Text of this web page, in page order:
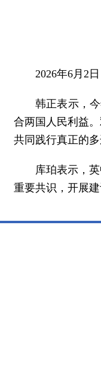
2026年6月2
韩正表示，
合两国人民利益
共同践行真正的
库珀表示，
重要共识，开展